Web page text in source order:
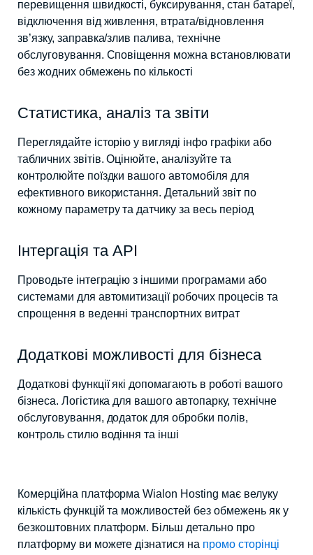
перевищення швидкості, буксирування, стан батареї,
відключення від живлення, втрата/відновлення
зв’язку, заправка/злив палива, технічне
обслуговування. Сповіщення можна встановлювати
без жодних обмежень по кількості
Статистика, аналіз та звіти
Переглядайте історію у вигляді інфо графіки або
табличних звітів. Оцінюйте, аналізуйте та
контролюйте поїздки вашого автомобіля для
ефективного використання. Детальний звіт по
кожному параметру та датчику за весь період
Інтергація та API
Проводьте інтеграцію з іншими програмами або
системами для автомитизації робочих процесів та
спрощення в веденні транспортних витрат
Додаткові можливості для бізнеса
Додаткові функції які допомагають в роботі вашого
бізнеса. Логістика для вашого автопарку, технічне
обслуговування, додаток для обробки полів,
контроль стилю водіння та інші
Комерційна платформа Wialon Hosting має велуку
кількість функцій та можливостей без обмежень як у
безкоштовних платформ. Більш детально про
платформу ви можете дізнатися на промо сторінці